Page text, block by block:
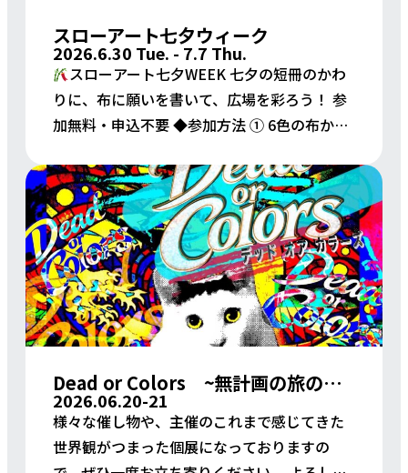
スローアート七夕ウィーク
2026.6.30 Tue. - 7.7 Thu.
スローアート七夕WEEK 七夕の短冊のかわ
りに、布に願いを書いて、広場を彩ろう！ 参
加無料・申込不要 ◆参加方法 ① 6色の布から
② 端をクリップで留めると書きやすいよ。③
油 […]
Dead or Colors ~無計画の旅のなかで見た私の世界~
2026.06.20-21
様々な催し物や、主催のこれまで感じてきた
世界観がつまった個展になっておりますの